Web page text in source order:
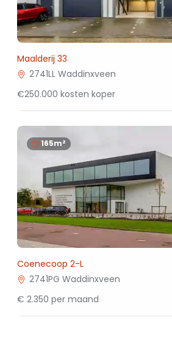
Maalderij 33
2741LL Waddinxveen
€250.000 kosten koper
165m²
Coenecoop 2-L
2741PG Waddinxveen
€ 2.350 per maand